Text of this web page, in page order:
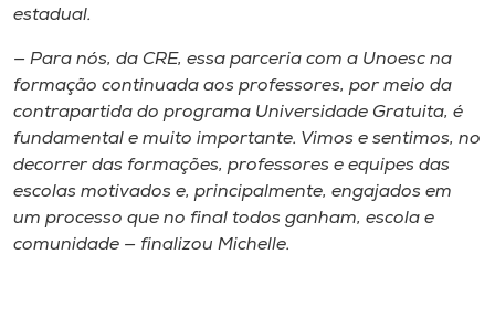
estadual.
— Para nós, da CRE, essa parceria com a Unoesc na
formação continuada aos professores, por meio da
contrapartida do programa Universidade Gratuita, é
fundamental e muito importante. Vimos e sentimos, no
decorrer das formações, professores e equipes das
escolas motivados e, principalmente, engajados em
um processo que no final todos ganham, escola e
comunidade — finalizou Michelle.